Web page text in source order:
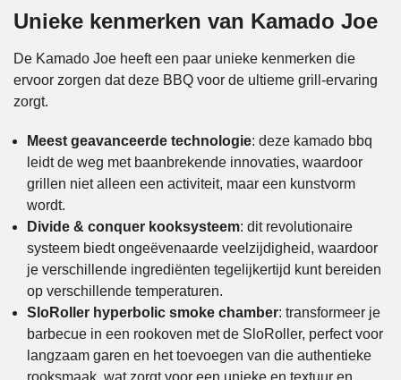
Unieke kenmerken van Kamado Joe
De Kamado Joe heeft een paar unieke kenmerken die
ervoor zorgen dat deze BBQ voor de ultieme grill-ervaring
zorgt.
Meest geavanceerde technologie: deze kamado bbq
leidt de weg met baanbrekende innovaties, waardoor
grillen niet alleen een activiteit, maar een kunstvorm
wordt.
Divide & conquer kooksysteem: dit revolutionaire
systeem biedt ongeëvenaarde veelzijdigheid, waardoor
je verschillende ingrediënten tegelijkertijd kunt bereiden
op verschillende temperaturen.
SloRoller hyperbolic smoke chamber: transformeer je
barbecue in een rookoven met de SloRoller, perfect voor
langzaam garen en het toevoegen van die authentieke